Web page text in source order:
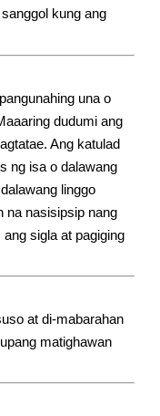
kung ang
una o
dudumi ang
Ang katulad
ng isa o dalawang
linggo
na nasisipsip nang
sigla at pagiging
at di-mabarahan
matighawan